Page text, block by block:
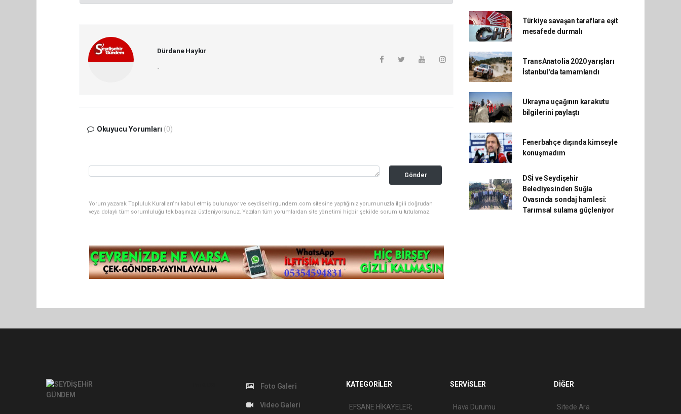
Dürdane Haykır
-
Okuyucu Yorumları (0)
Gönder
Yorum yazarak Topluluk Kuralları’nı kabul etmiş bulunuyor ve seydisehirgundem.com sitesine yaptığınız yorumunuzla ilgili doğrudan
veya dolaylı tüm sorumluluğu tek başınıza üstleniyorsunuz. Yazılan tüm yorumlardan site yönetimi hiçbir şekilde sorumlu tutulamaz.
Türkiye savaşan taraflara eşit
mesafede durmalı
TransAnatolia 2020 yarışları
İstanbul'da tamamlandı
Ukrayna uçağının karakutu
bilgilerini paylaştı
Fenerbahçe dışında kimseyle
konuşmadım
DSİ ve Seydişehir
Belediyesinden Suğla
Ovasında sondaj hamlesi:
Tarımsal sulama güçleniyor
Foto Galeri
Video Galeri
KATEGORİLER
EFSANE HİKAYELER;
SERVİSLER
Hava Durumu
DİĞER
Sitede Ara